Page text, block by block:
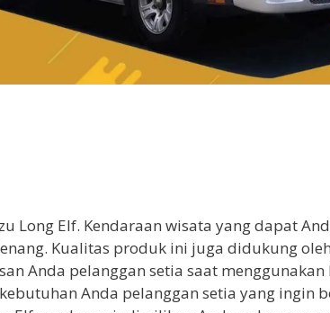
Long Elf. Kendaraan wisata yang dapat
Kualitas produk ini juga didukung
Anda pelanggan setia saat menggunakan
Anda pelanggan setia yang ingin